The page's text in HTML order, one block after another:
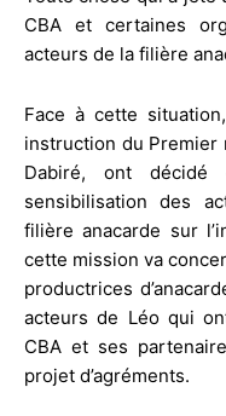
CBA et certaines
acteurs de la filière
Face à cette
instruction du Premier
Dabiré, ont
sensibilisation des
filière anacarde sur
cette mission va
productrices
acteurs de Léo qui
CBA et ses
projet d’agréments.